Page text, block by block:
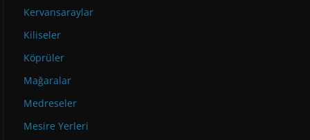
Kervansaraylar
Kiliseler
Köprüler
Mağaralar
Medreseler
Mesire Yerleri